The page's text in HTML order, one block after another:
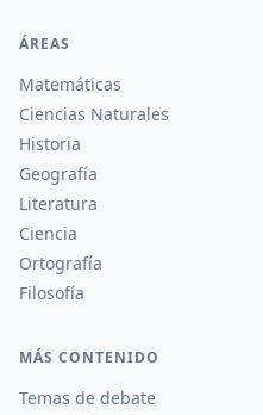
ÁREAS
Matemáticas
Ciencias Naturales
Historia
Geografía
Literatura
Ciencia
Ortografía
Filosofía
MÁS CONTENIDO
Temas de debate